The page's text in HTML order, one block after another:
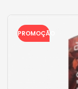
PROMOÇÃO